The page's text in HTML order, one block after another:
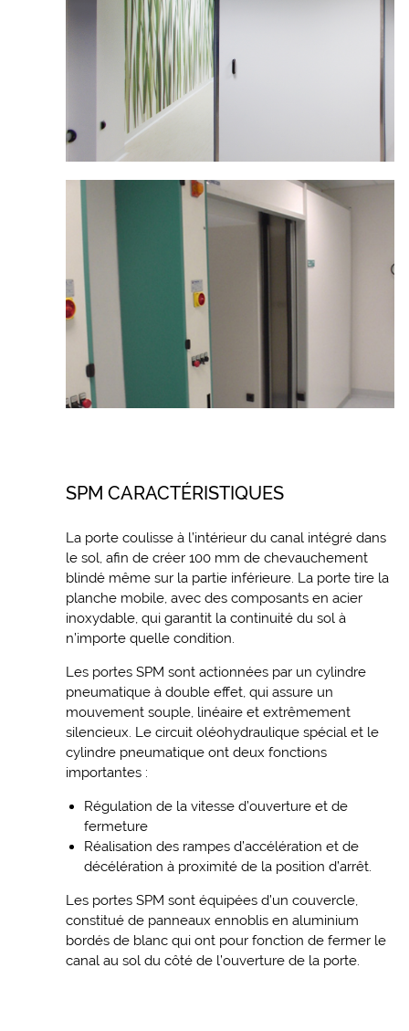
SPM CARACTÉRISTIQUES
La porte coulisse à l’intérieur du canal intégré dans
le sol, afin de créer 100 mm de chevauchement
blindé même sur la partie inférieure. La porte tire la
planche mobile, avec des composants en acier
inoxydable, qui garantit la continuité du sol à
n’importe quelle condition.
Les portes SPM sont actionnées par un cylindre
pneumatique à double effet, qui assure un
mouvement souple, linéaire et extrêmement
silencieux. Le circuit oléohydraulique spécial et le
cylindre pneumatique ont deux fonctions
importantes :
Régulation de la vitesse d’ouverture et de
fermeture
Réalisation des rampes d’accélération et de
décélération à proximité de la position d’arrêt.
Les portes SPM sont équipées d’un couvercle,
constitué de panneaux ennoblis en aluminium
bordés de blanc qui ont pour fonction de fermer le
canal au sol du côté de l’ouverture de la porte.